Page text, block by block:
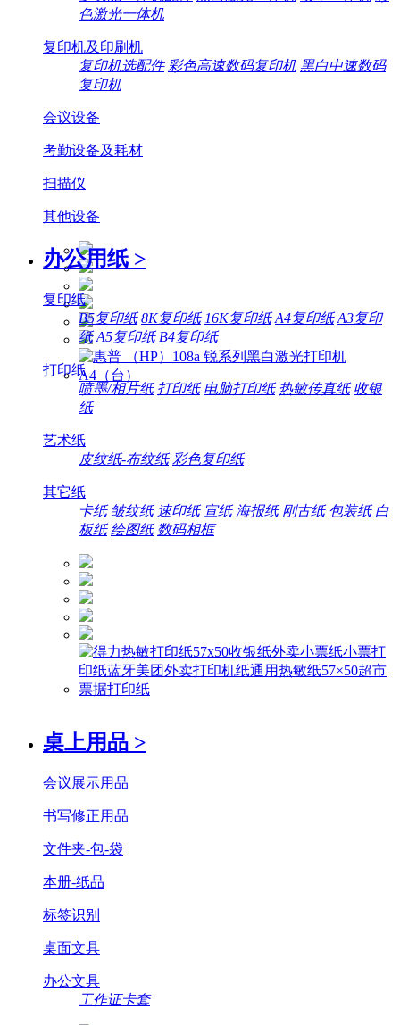
色激光一体机
复印机及印刷机
复印机选配件 彩色高速数码复印机 黑白中速数码
复印机
会议设备
考勤设备及耗材
扫描仪
其他设备
办公用纸 >
复印纸
B5复印纸 8K复印纸 16K复印纸 A4复印纸 A3复印
纸 A5复印纸 B4复印纸
打印纸
喷墨/相片纸 打印纸 电脑打印纸 热敏传真纸 收银
纸
艺术纸
皮纹纸-布纹纸 彩色复印纸
其它纸
卡纸 皱纹纸 速印纸 宣纸 海报纸 刚古纸 包装纸 白
板纸 绘图纸 数码相框
桌上用品 >
会议展示用品
书写修正用品
文件夹-包-袋
本册-纸品
标签识别
桌面文具
办公文具
工作证卡套